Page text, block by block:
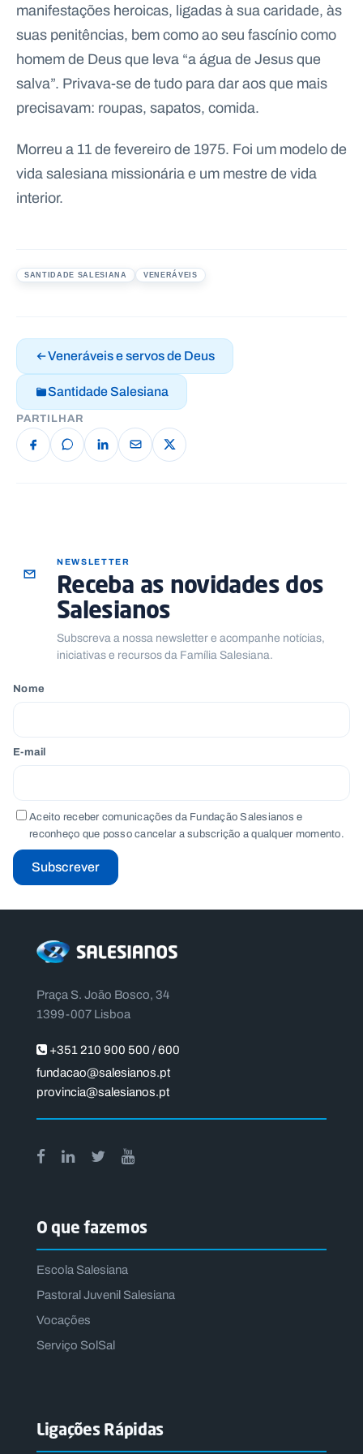
manifestações heroicas, ligadas à sua caridade, às
suas penitências, bem como ao seu fascínio como
homem de Deus que leva “a água de Jesus que
salva”. Privava-se de tudo para dar aos que mais
precisavam: roupas, sapatos, comida.
Morreu a 11 de fevereiro de 1975. Foi um modelo de
vida salesiana missionária e um mestre de vida
interior.
SANTIDADE SALESIANA VENERÁVEIS
Veneráveis e servos de Deus
Santidade Salesiana
PARTILHAR
NEWSLETTER
Receba as novidades dos
Salesianos
Subscreva a nossa newsletter e acompanhe notícias,
iniciativas e recursos da Família Salesiana.
Nome
E-mail
Aceito receber comunicações da Fundação Salesianos e
reconheço que posso cancelar a subscrição a qualquer momento.
Subscrever
Praça S. João Bosco, 34
1399-007 Lisboa
+351 210 900 500 / 600
fundacao@salesianos.pt
provincia@salesianos.pt
O que fazemos
Escola Salesiana
Pastoral Juvenil Salesiana
Vocações
Serviço SolSal
Ligações Rápidas